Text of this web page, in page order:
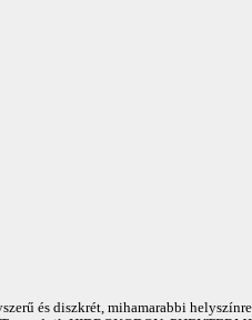
és diszkrét, mihamarabbi